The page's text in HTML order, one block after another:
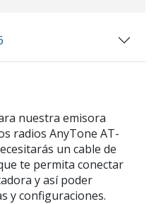
nuestra emisora
radios AnyTone AT-
un cable de
te permita conectar
y así poder
y configuraciones.